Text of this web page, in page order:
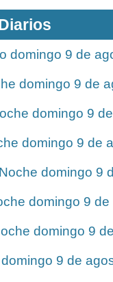
domingo 9 de
domingo 9 de
domingo 9
domingo 9 de
domingo 9
domingo 9
domingo 9
9 de